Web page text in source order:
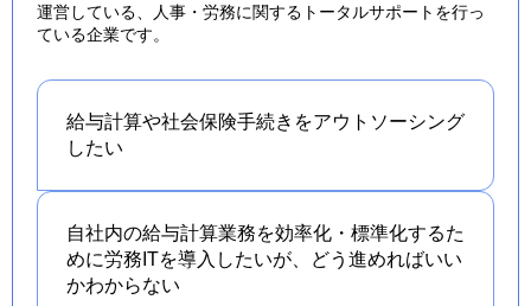
運営している、人事・労務に関するトータルサポートを行っ
ている企業です。
給与計算や社会保険手続きをアウトソーシング
したい
自社内の給与計算業務を効率化・標準化するた
めに労務ITを導入したいが、どう進めればいい
かわからない